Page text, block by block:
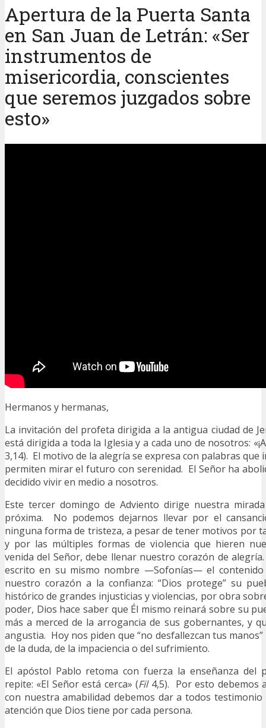
Apertura de la Puerta Santa
en San Juan de Letrán: «Ser
instrumentos de
misericordia, conscientes
que seremos juzgados sobre
esto»
Hermanos y hermanas,
La invitación del profeta dirigida a la antigua ciudad de
está dirigida a toda la Iglesia y a cada uno de nosotros:
3,14). El motivo de la alegría se expresa con palabras que
permiten mirar el futuro con serenidad. El Señor ha
decidido vivir en medio a nosotros.
Este tercer domingo de Adviento dirige nuestra
próxima. No podemos dejarnos llevar por el
ninguna forma de tristeza, a pesar de tener motivos por
y por las múltiples formas de violencia que hieren
venida del Señor, debe llenar nuestro corazón de
escrito en su mismo nombre —Sofonías— el
nuestro corazón a la confianza: “Dios protege” su
histórico de grandes injusticias y violencias, por obra
poder, Dios hace saber que Él mismo reinará sobre su
más a merced de la arrogancia de sus gobernantes, y
angustia. Hoy nos piden que “no desfallezcan tus
de la duda, de la impaciencia o del sufrimiento.
El apóstol Pablo retoma con fuerza la enseñanza del
repite: «El Señor está cerca» (Fil4,5). Por esto debemos
con nuestra amabilidad debemos dar a todos testimonio
atención que Dios tiene por cada persona.